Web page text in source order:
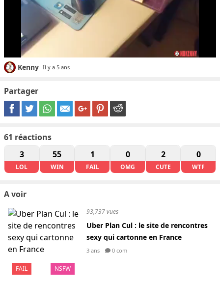
Kenny Il y a 5 ans
Partager
61 réactions
3
LOL
55
WIN
1
FAIL
0
OMG
2
CUTE
0
WTF
A voir
FAIL NSFW
93,737 vues
Uber Plan Cul : le site de rencontres
sexy qui cartonne en France
3 ans 0 com